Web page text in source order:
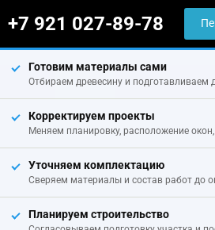
+7 921 027-89-78
Готовим материалы сами
Отбираем древесину и подготавливаем
Корректируем проекты
Меняем планировку, расположение
Уточняем комплектацию
Сверяем материалы и состав работ до
Планируем строительство